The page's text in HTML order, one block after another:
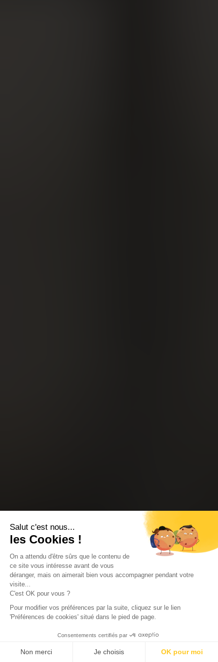
Salut c'est nous...
les Cookies !
On a attendu d'être sûrs que le contenu de
ce site vous intéresse avant de vous
déranger, mais on aimerait bien vous accompagner pendant votre
visite...
C'est OK pour vous ?
Pour modifier vos préférences par la suite, cliquez sur le lien
'Préférences de cookies' situé dans le pied de page.
Consentements certifiés par
Non merci Je choisis OK pour moi